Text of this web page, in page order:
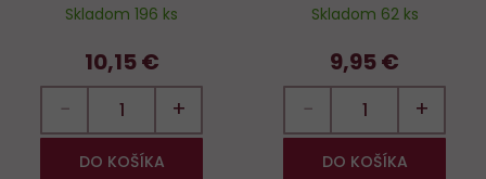
Skladom 196 ks
10,15 €
− +
DO KOŠÍKA
Skladom 62 ks
9,95 €
− +
DO KOŠÍKA